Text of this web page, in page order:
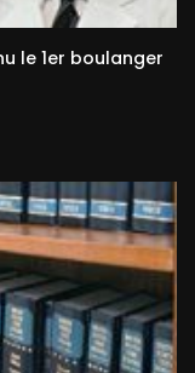
le 1er boulanger